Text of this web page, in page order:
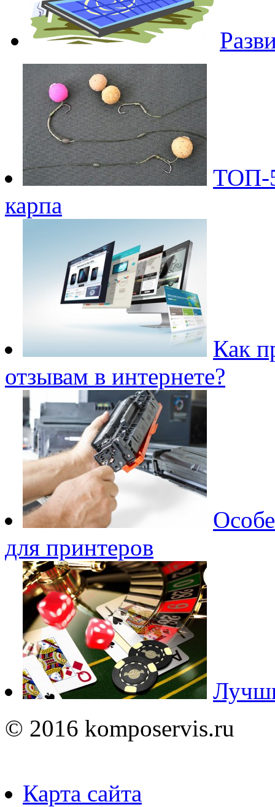
ТОП-
карпа
Как
отзывам в интернете?
для принтеров
© 2016 komposervis.ru
Карта сайта